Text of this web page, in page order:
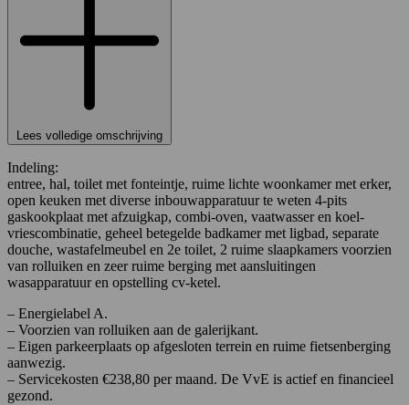
Lees volledige omschrijving
Indeling:
entree, hal, toilet met fonteintje, ruime lichte woonkamer met erker,
open keuken met diverse inbouwapparatuur te weten 4-pits
gaskookplaat met afzuigkap, combi-oven, vaatwasser en koel-
vriescombinatie, geheel betegelde badkamer met ligbad, separate
douche, wastafelmeubel en 2e toilet, 2 ruime slaapkamers voorzien
van rolluiken en zeer ruime berging met aansluitingen
wasapparatuur en opstelling cv-ketel.
– Energielabel A.
– Voorzien van rolluiken aan de galerijkant.
– Eigen parkeerplaats op afgesloten terrein en ruime fietsenberging
aanwezig.
– Servicekosten €238,80 per maand. De VvE is actief en financieel
gezond.